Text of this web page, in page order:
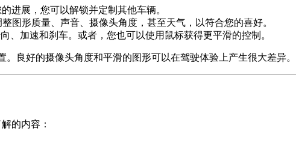
进展，您可以解锁并定制其他车辆。
图形质量、声音、摄像头角度，甚至天气，以符合您的喜好。
、加速和刹车。或者，您也可以使用鼠标获得更平滑的控制。
良好的摄像头角度和平滑的图形可以在驾驶体验上产生很大差异。
的内容：